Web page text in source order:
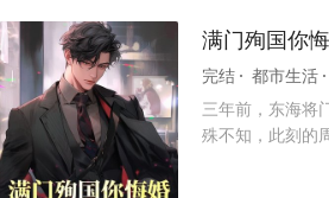
满门殉国你
完结 都市生活
三年前，东海将
殊不知，此刻的